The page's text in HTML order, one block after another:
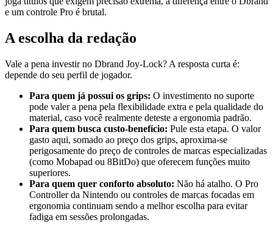
e um controle Pro é brutal.
A escolha da redação
Vale a pena investir no Dbrand Joy-Lock? A resposta curta é:
depende do seu perfil de jogador.
Para quem já possui os grips: O investimento no suporte
pode valer a pena pela flexibilidade extra e pela qualidade do
material, caso você realmente deteste a ergonomia padrão.
Para quem busca custo-benefício: Pule esta etapa. O valor
gasto aqui, somado ao preço dos grips, aproxima-se
perigosamente do preço de controles de marcas especializadas
(como Mobapad ou 8BitDo) que oferecem funções muito
superiores.
Para quem quer conforto absoluto: Não há atalho. O Pro
Controller da Nintendo ou controles de marcas focadas em
ergonomia continuam sendo a melhor escolha para evitar
fadiga em sessões prolongadas.